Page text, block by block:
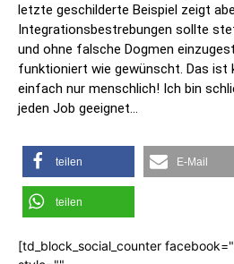
letzte geschilderte Beispiel zeigt
Integrationsbestrebungen sollte
und ohne falsche Dogmen
funktioniert wie gewünscht. Das ist
einfach nur menschlich! Ich bin
jeden Job geeignet…
teilen E-Mail
teilen
[td_block_social_counter